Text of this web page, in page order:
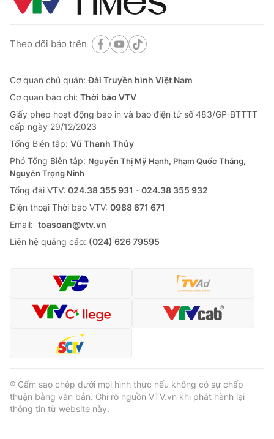
Theo dõi báo trên
Cơ quan chủ quản:Đài Truyền hình Việt Nam
Cơ quan báo chí: Thời báo VTV
Giấy phép hoạt động báo in và báo điện tử số 483/GP-BTTTT
cấp ngày 29/12/2023
Tổng Biên tập: Vũ Thanh Thủy
Phó Tổng Biên tập: Nguyễn Thị Mỹ Hạnh, Phạm Quốc Thắng,
Nguyễn Trọng Ninh
Tổng đài VTV: 024.38 355 931 - 024.38 355 932
Ðiện thoại Thời báo VTV: 0988 671 671
Email: toasoan@vtv.vn
Liên hệ quảng cáo: (024) 626 79595
® Cấm sao chép dưới mọi hình thức nếu không có sự chấp
thuận bằng văn bản. Ghi rõ nguồn VTV.vn khi phát hành lại
thông tin từ website này.